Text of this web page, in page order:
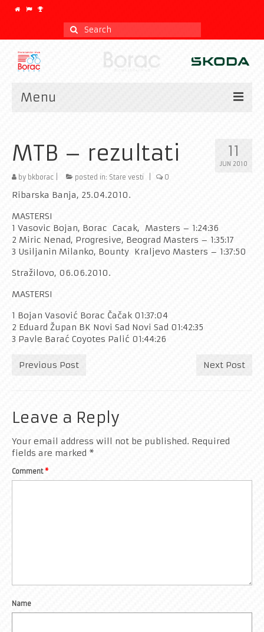
Search
for:
Menu
Kalendar
CLASSIC
Istorijat
Klub
Galerija
Rekreativci
Kontakt
11
JUN 2010
MTB – rezultati
by bkborac posted in: Stare vesti 0
Ribarska Banja, 25.04.2010.
MASTERSI
1 Vasovic Bojan, Borac Cacak, Masters – 1:24:36
2 Miric Nenad, Progresive, Beograd Masters – 1:35:17
3 Usiljanin Milanko, Bounty Kraljevo Masters – 1:37:50
Stražilovo, 06.06.2010.
MASTERSI
1 Bojan Vasović Borac Čačak 01:37:04
2 Eduard Župan BK Novi Sad Novi Sad 01:42:35
3 Pavle Barać Coyotes Palić 01:44:26
Previous Post Next Post
Leave a Reply
Your email address will not be published. Required
fields are marked *
Comment*
Name